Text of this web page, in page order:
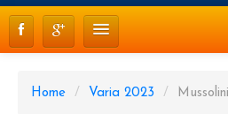
Home / Varia 2023 /